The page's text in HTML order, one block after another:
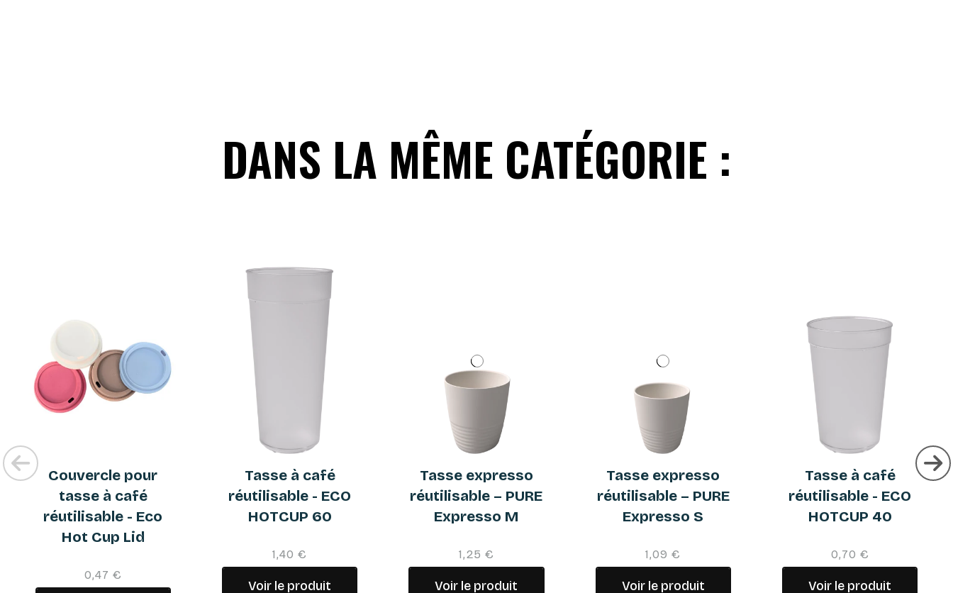
DANS LA MÊME CATÉGORIE :
Couvercle pour
tasse à café
réutilisable - Eco
Hot Cup Lid
0,47 €
Tasse à café
réutilisable - ECO
HOTCUP 60
1,40 €
Voir le produit
Tasse expresso
réutilisable – PURE
Expresso M
1,25 €
Voir le produit
Tasse expresso
réutilisable – PURE
Expresso S
1,09 €
Voir le produit
Tasse à café
réutilisable - ECO
HOTCUP 40
0,70 €
Voir le produit